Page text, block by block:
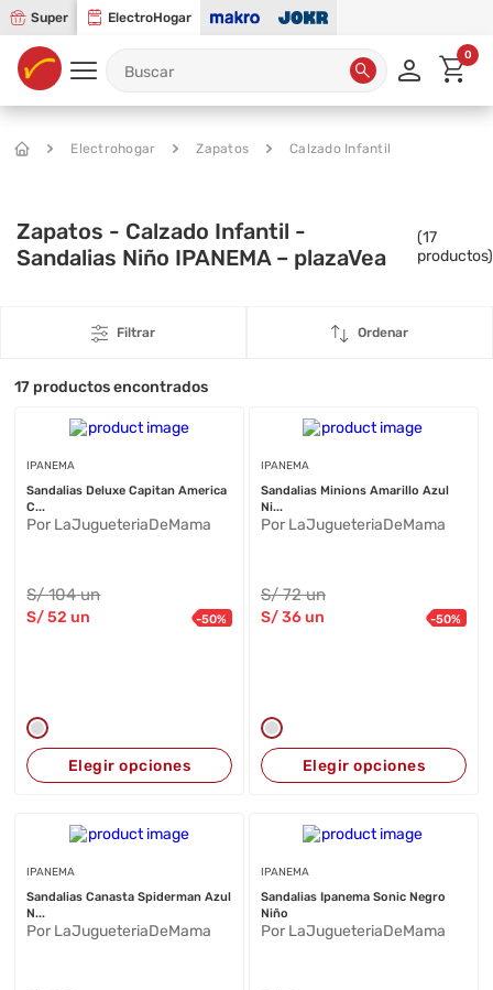
Super ElectroHogar
0
Electrohogar Zapatos Calzado Infantil
Zapatos - Calzado Infantil -
Sandalias Niño IPANEMA – plazaVea
(17
productos)
Filtrar Ordenar
17 productos encontrados
IPANEMA
Sandalias Deluxe Capitan America
C...
Por LaJugueteriaDeMama
S/104 un
S/52 un -50%
Elegir opciones
IPANEMA
Sandalias Minions Amarillo Azul
Ni...
Por LaJugueteriaDeMama
S/72 un
S/36un -50%
Elegir opciones
IPANEMA
Sandalias Canasta Spiderman Azul
N...
Por LaJugueteriaDeMama
IPANEMA
Sandalias Ipanema Sonic Negro
Niño
Por LaJugueteriaDeMama